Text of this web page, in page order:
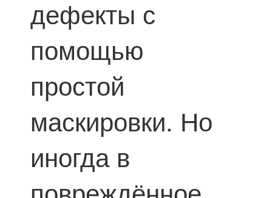
дефекты с
помощью
простой
маскировки. Но
иногда в